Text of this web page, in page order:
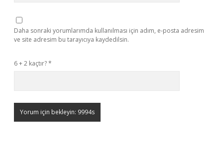
Daha sonraki yorumlarımda kullanılması için adım, e-posta adresim
ve site adresim bu tarayıcıya kaydedilsin.
6 + 2 kaçtır?*